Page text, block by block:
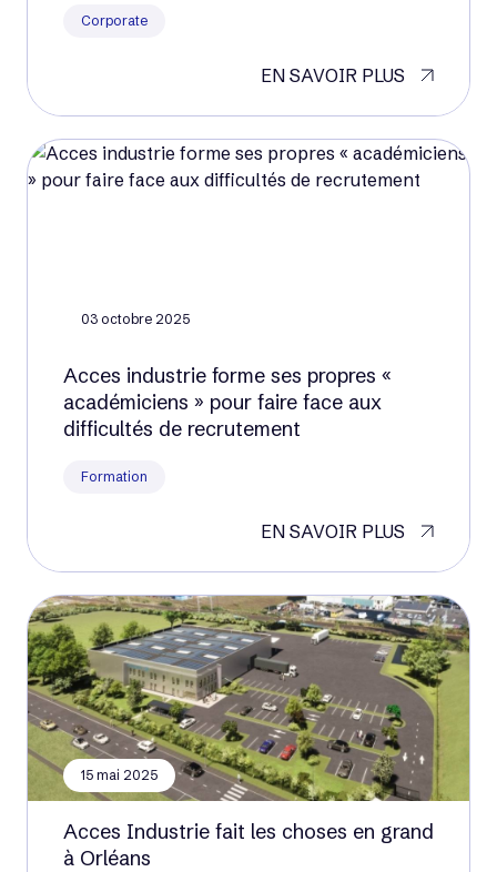
Corporate
EN SAVOIR PLUS
03 octobre 2025
Acces industrie forme ses propres «
académiciens » pour faire face aux
difficultés de recrutement
Formation
EN SAVOIR PLUS
15 mai 2025
Acces Industrie fait les choses en grand
à Orléans